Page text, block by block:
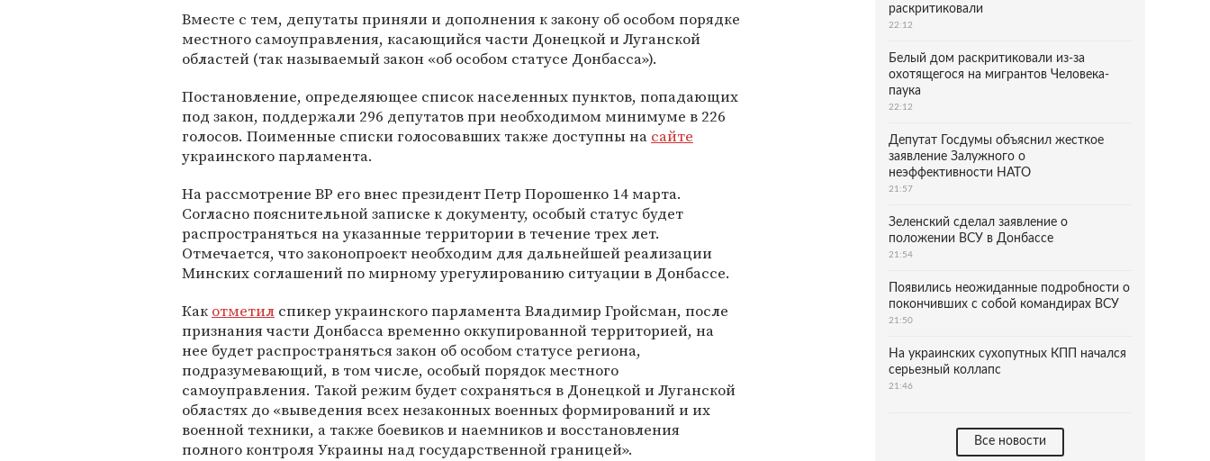
Вместе с тем, депутаты приняли и дополнения к закону об особом порядке
местного самоуправления, касающийся части Донецкой и Луганской
областей (так называемый закон «об особом статусе Донбасса»).
Постановление, определяющее список населенных пунктов, попадающих
под закон, поддержали 296 депутатов при необходимом минимуме в 226
голосов. Поименные списки голосовавших также доступны на сайте
украинского парламента.
На рассмотрение ВР его внес президент Петр Порошенко 14 марта.
Согласно пояснительной записке к документу, особый статус будет
распространяться на указанные территории в течение трех лет.
Отмечается, что законопроект необходим для дальнейшей реализации
Минских соглашений по мирному урегулированию ситуации в Донбассе.
Как отметил спикер украинского парламента Владимир Гройсман, после
признания части Донбасса временно оккупированной территорией, на
нее будет распространяться закон об особом статусе региона,
подразумевающий, в том числе, особый порядок местного
самоуправления. Такой режим будет сохраняться в Донецкой и Луганской
областях до «выведения всех незаконных военных формирований и их
военной техники, а также боевиков и наемников и восстановления
полного контроля Украины над государственной границей».
раскритиковали
22:12
Белый дом раскритиковали из-за
охотящегося на мигрантов Человека-
паука
22:12
Депутат Госдумы объяснил жесткое
заявление Залужного о
неэффективности НАТО
21:57
Зеленский сделал заявление о
положении ВСУ в Донбассе
21:54
Появились неожиданные подробности о
покончивших с собой командирах ВСУ
21:50
На украинских сухопутных КПП начался
серьезный коллапс
21:46
Все новости